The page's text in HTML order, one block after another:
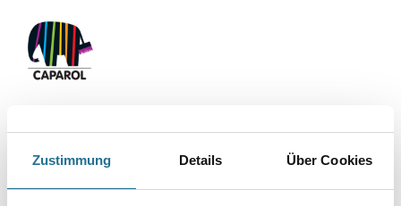
Zustimmung Details Über Cookies
Systemkomponente zur Abhängung von CapaCoustic Melapor Baffles mit
T-Nut 24mm.